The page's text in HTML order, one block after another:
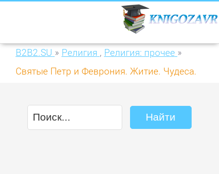
B2B2.SU » Религия , Религия: прочее »
Святые Петр и Феврония. Житие. Чудеса.
для паломников